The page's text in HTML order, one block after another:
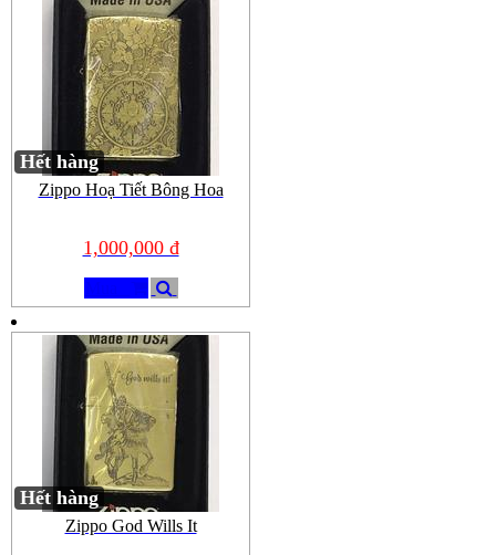
Hết hàng
Zippo Hoạ Tiết Bông Hoa
1,000,000 đ
Hết hàng
Zippo God Wills It